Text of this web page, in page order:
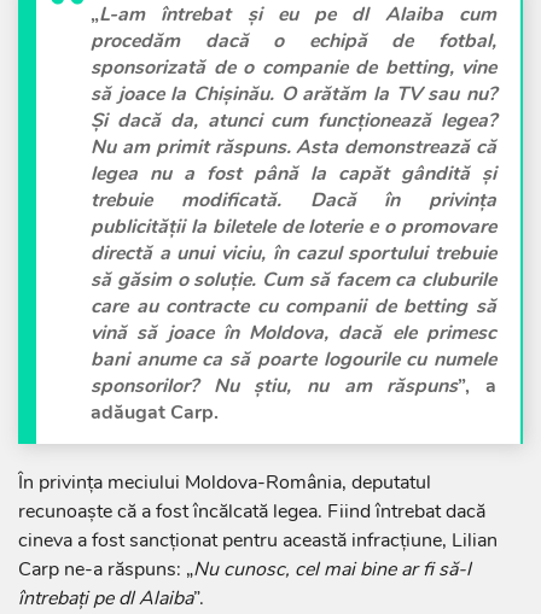
„L-am întrebat și eu pe dl Alaiba cum
procedăm dacă o echipă de fotbal,
sponsorizată de o companie de betting, vine
să joace la Chișinău. O arătăm la TV sau nu?
Și dacă da, atunci cum funcționează legea?
Nu am primit răspuns. Asta demonstrează că
legea nu a fost până la capăt gândită și
trebuie modificată. Dacă în privința
publicității la biletele de loterie e o promovare
directă a unui viciu, în cazul sportului trebuie
să găsim o soluție. Cum să facem ca cluburile
care au contracte cu companii de betting să
vină să joace în Moldova, dacă ele primesc
bani anume ca să poarte logourile cu numele
sponsorilor? Nu știu, nu am răspuns”, a
adăugat Carp.
În privința meciului Moldova-România, deputatul
recunoaște că a fost încălcată legea. Fiind întrebat dacă
cineva a fost sancționat pentru această infracțiune, Lilian
Carp ne-a răspuns: „Nu cunosc, cel mai bine ar fi să-l
întrebați pe dl Alaiba”.